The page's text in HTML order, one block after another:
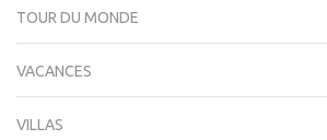
TOUR DU MONDE
VACANCES
VILLAS